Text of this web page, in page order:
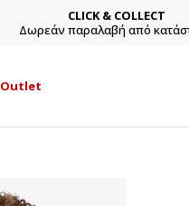
CLICK & COLLECT
Δωρεάν παραλαβή από κατάστημα
Outlet